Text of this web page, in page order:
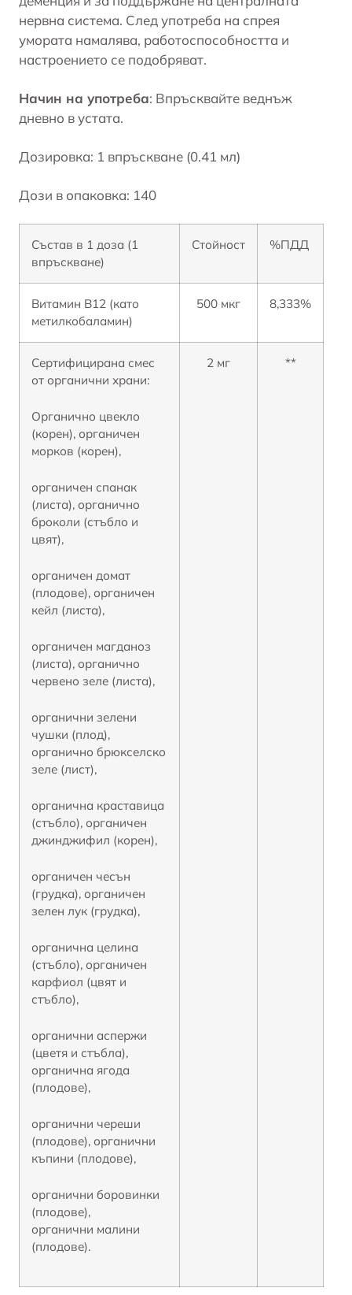
нервна система. След употреба на спрея
умората намалява, работоспособността и
настроението се подобряват.
Начин на употреба: Впръсквайте веднъж
дневно в устата.
Дозировка: 1 впръскване (0.41 мл)
Дози в опаковка: 140
Състав в 1 доза (1
впръскване)
Стойност %ПДД
Витамин В12 (като
метилкобаламин)
500 мкг 8,333%
Сертифицирана смес
от органични храни:
Органично цвекло
(корен), органичен
морков (корен),
органичен спанак
(листа), органичнo
броколи (стъбло и
цвят),
органичен домат
(плодове), органичен
кейл (листа),
органичен магданоз
(листа), органично
червено зеле (листа),
органични зелени
чушки (плод),
органично брюкселско
зеле (лист),
органична краставица
(стъбло), органичен
джинджифил (корен),
органичен чесън
(грудка), органичен
зелен лук (грудка),
органична целина
(стъбло), органичен
карфиол (цвят и
стъбло),
органични аспержи
(цветя и стъбла),
органична ягода
(плодове),
органични череши
(плодове), органични
къпини (плодове),
органични боровинки
(плодове),
органични малини
(плодове).
2 мг **